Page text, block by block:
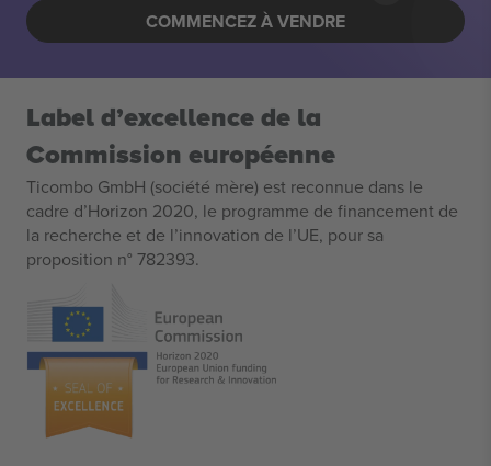
COMMENCEZ À VENDRE
Label d’excellence de la
Commission européenne
Ticombo GmbH (société mère) est reconnue dans le
cadre d’Horizon 2020, le programme de financement de
la recherche et de l’innovation de l’UE, pour sa
proposition n° 782393.